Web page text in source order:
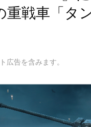
重戦車「タ
広告を含みます。